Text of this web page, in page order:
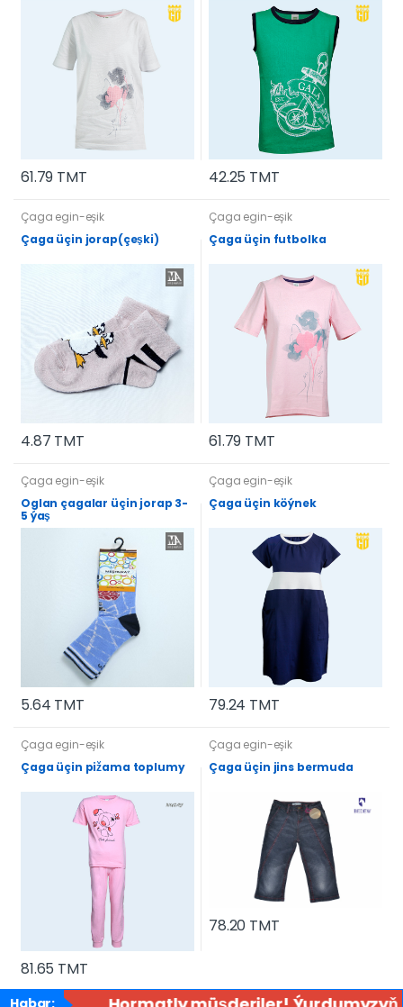
61.79 TMT 42.25 TMT
Çaga egin-eşik
Çaga üçin jorap(çeşki)
4.87 TMT
Çaga egin-eşik
Çaga üçin futbolka
61.79 TMT
Çaga egin-eşik
Oglan çagalar üçin jorap 3-
5 ýaş
5.64 TMT
Çaga egin-eşik
Çaga üçin köýnek
79.24 TMT
Çaga egin-eşik
Çaga üçin pižama toplumy
81.65 TMT
Çaga egin-eşik
Çaga üçin jins bermuda
78.20 TMT
Habar: